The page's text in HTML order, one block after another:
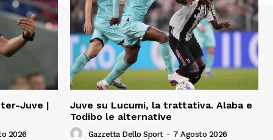
Juve |
2026
Juve su Lucumi, la trattativa. Alaba e
Todibo le alternative
Gazzetta Dello Sport - 7 Agosto 2026